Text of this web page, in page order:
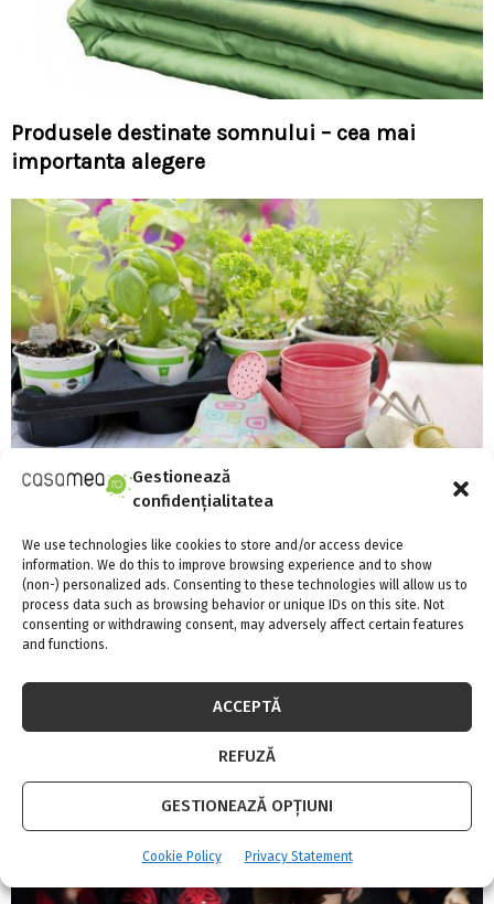
Gestionează
confidențialitatea
We use technologies like cookies to store and/or access device
information. We do this to improve browsing experience and to show
(non-) personalized ads. Consenting to these technologies will allow us to
process data such as browsing behavior or unique IDs on this site. Not
consenting or withdrawing consent, may adversely affect certain features
and functions.
ACCEPTĂ
REFUZĂ
GESTIONEAZĂ OPȚIUNI
Cookie Policy Privacy Statement
Produsele destinate somnului – cea mai
importanta alegere
Plante aromatice care pot fi crescute în
ghiveci în apartament – FOTO